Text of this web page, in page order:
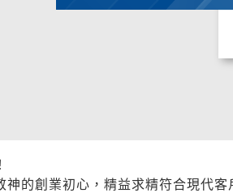
神的創業初心，精益求精符合現代